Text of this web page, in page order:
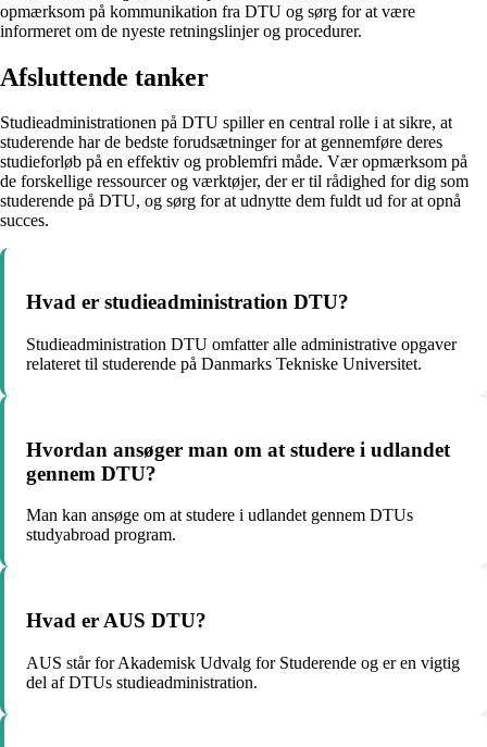
opmærksom på kommunikation fra DTU og sørg for at være
informeret om de nyeste retningslinjer og procedurer.
Afsluttende tanker
Studieadministrationen på DTU spiller en central rolle i at sikre, at
studerende har de bedste forudsætninger for at gennemføre deres
studieforløb på en effektiv og problemfri måde. Vær opmærksom på
de forskellige ressourcer og værktøjer, der er til rådighed for dig som
studerende på DTU, og sørg for at udnytte dem fuldt ud for at opnå
succes.
Hvad er studieadministration DTU?
Studieadministration DTU omfatter alle administrative opgaver
relateret til studerende på Danmarks Tekniske Universitet.
Hvordan ansøger man om at studere i udlandet
gennem DTU?
Man kan ansøge om at studere i udlandet gennem DTUs
studyabroad program.
Hvad er AUS DTU?
AUS står for Akademisk Udvalg for Studerende og er en vigtig
del af DTUs studieadministration.